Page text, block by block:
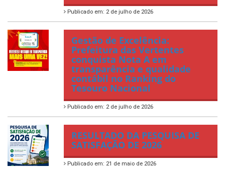
Publicado em: 2 de julho de 2026
Gestão de Excelência:
Prefeitura das Vertentes
conquista Nota A em
transparência e qualidade
contábil no Ranking do
Tesouro Nacional
Publicado em: 2 de julho de 2026
RESULTADO DA PESQUISA DE
SATISFAÇÃO DE 2026
Publicado em: 21 de maio de 2026